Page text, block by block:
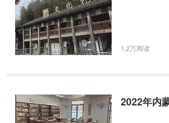
内蒙古医科大学师资力量
学校现有专任教师850人。其中，教授
学位教师的比例为66.35%。有硕士生导
人，自治区教坛新秀4人，创建了1个国家
工作的通知》等文件精神，结合我校实
网(学信网)“在
注我校研究生院网页“招生工作”栏。我
关材料，并将材料按以下顺序连续扫描
1.2万阅读
2022年内